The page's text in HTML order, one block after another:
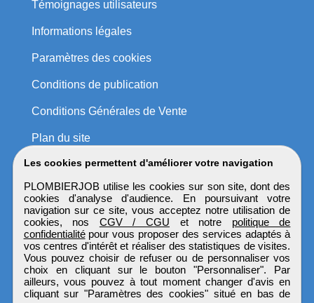
Les cookies permettent d'améliorer votre navigation
PLOMBIERJOB utilise les cookies sur son site, dont des
cookies d'analyse d'audience. En poursuivant votre
navigation sur ce site, vous acceptez notre utilisation de
cookies, nos CGV / CGU et notre politique de
confidentialitépour vous proposer des services adaptés à
vos centres d'intérêt et réaliser des statistiques de visites.
Vous pouvez choisir de refuser ou de personnaliser vos
choix en cliquant sur le bouton "Personnaliser". Par
ailleurs, vous pouvez à tout moment changer d'avis en
cliquant sur "Paramètres des cookies" situé en bas de
Témoignages utilisateurs
Informations légales
Paramètres des cookies
Conditions de publication
Conditions Générales de Vente
Plan du site